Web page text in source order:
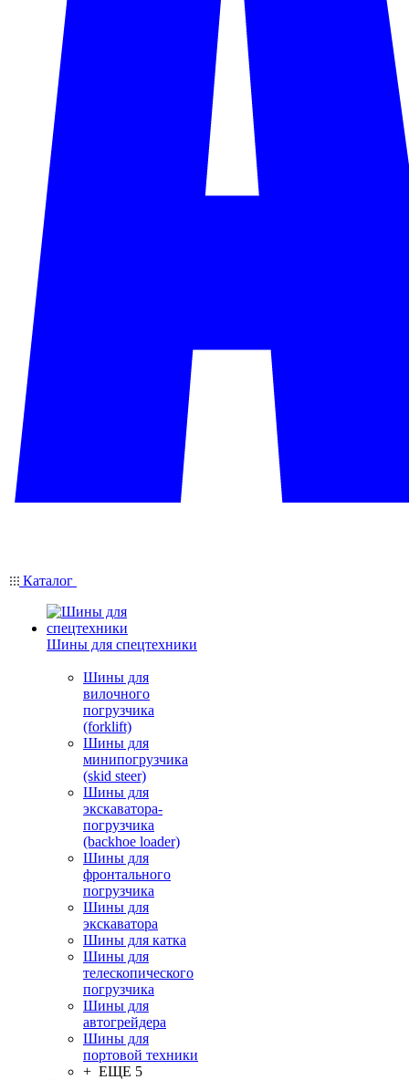
Каталог
Шины для спецтехники
Шины для
вилочного
погрузчика
(forklift)
Шины для
минипогрузчика
(skid steer)
Шины для
экскаватора-
погрузчика
(backhoe loader)
Шины для
фронтального
погрузчика
Шины для
экскаватора
Шины для катка
Шины для
телескопического
погрузчика
Шины для
автогрейдера
Шины для
портовой техники
+ ЕЩЕ 5